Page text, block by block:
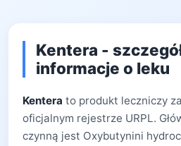
Kentera -
informacje o leku
Kentera to produkt leczniczy
oficjalnym rejestrze URPL.
czynną jest Oxybutynini